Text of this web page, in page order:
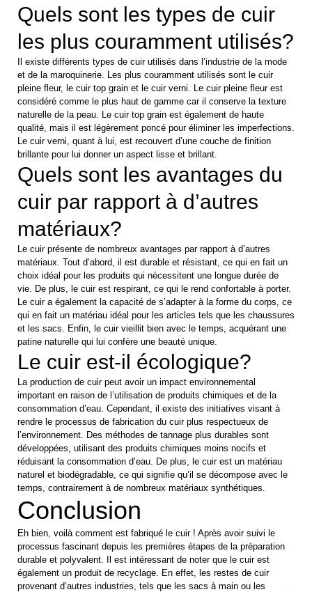
Quels sont les types de cuir
les plus couramment utilisés?
Il existe différents types de cuir utilisés dans l’industrie de la mode
et de la maroquinerie. Les plus couramment utilisés sont le cuir
pleine fleur, le cuir top grain et le cuir verni. Le cuir pleine fleur est
considéré comme le plus haut de gamme car il conserve la texture
naturelle de la peau. Le cuir top grain est également de haute
qualité, mais il est légèrement poncé pour éliminer les imperfections.
Le cuir verni, quant à lui, est recouvert d’une couche de finition
brillante pour lui donner un aspect lisse et brillant.
Quels sont les avantages du
cuir par rapport à d’autres
matériaux?
Le cuir présente de nombreux avantages par rapport à d’autres
matériaux. Tout d’abord, il est durable et résistant, ce qui en fait un
choix idéal pour les produits qui nécessitent une longue durée de
vie. De plus, le cuir est respirant, ce qui le rend confortable à porter.
Le cuir a également la capacité de s’adapter à la forme du corps, ce
qui en fait un matériau idéal pour les articles tels que les chaussures
et les sacs. Enfin, le cuir vieillit bien avec le temps, acquérant une
patine naturelle qui lui confère une beauté unique.
Le cuir est-il écologique?
La production de cuir peut avoir un impact environnemental
important en raison de l’utilisation de produits chimiques et de la
consommation d’eau. Cependant, il existe des initiatives visant à
rendre le processus de fabrication du cuir plus respectueux de
l’environnement. Des méthodes de tannage plus durables sont
développées, utilisant des produits chimiques moins nocifs et
réduisant la consommation d’eau. De plus, le cuir est un matériau
naturel et biodégradable, ce qui signifie qu’il se décompose avec le
temps, contrairement à de nombreux matériaux synthétiques.
Conclusion
Eh bien, voilà comment est fabriqué le cuir ! Après avoir suivi le
processus fascinant depuis les premières étapes de la préparation
durable et polyvalent. Il est intéressant de noter que le cuir est
également un produit de recyclage. En effet, les restes de cuir
provenant d’autres industries, tels que les sacs à main ou les